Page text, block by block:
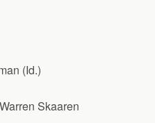
(Id.)
Skaaren